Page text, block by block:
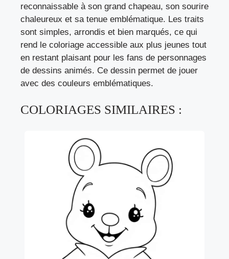
reconnaissable à son grand chapeau, son sourire
chaleureux et sa tenue emblématique. Les traits
sont simples, arrondis et bien marqués, ce qui
rend le coloriage accessible aux plus jeunes tout
en restant plaisant pour les fans de personnages
de dessins animés. Ce dessin permet de jouer
avec des couleurs emblématiques.
COLORIAGES SIMILAIRES :